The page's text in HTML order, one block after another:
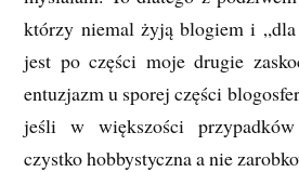
którzy niemal żyją blogiem i „dla
jest po części moje drugie
entuzjazm u sporej części
jeśli w większości
czystko hobbystyczna a nie